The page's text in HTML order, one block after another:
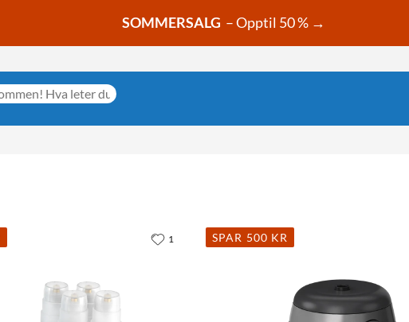
SOMMERSALG – Opptil 50 % →
1 SPAR 500 KR